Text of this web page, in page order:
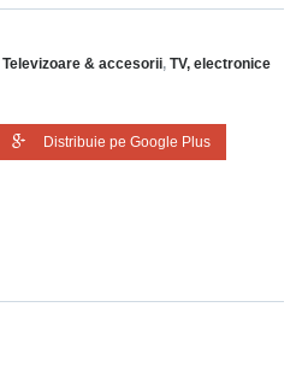
Televizoare & accesorii, TV, electronice
Distribuie pe Google Plus